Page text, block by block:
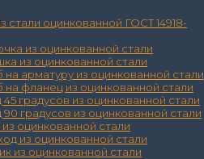
стали оцинкованной ГОСТ 14918-
из оцинкованной стали
из оцинкованной стали
на арматуру из оцинкованной стали
на фланец из оцинкованной стали
градусов из оцинкованной стали
градусов из оцинкованной стали
оцинкованной стали
из оцинкованной стали
из оцинкованной стали